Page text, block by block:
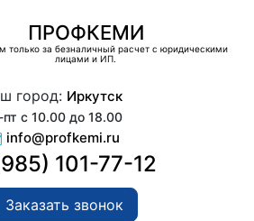
ПРОФКЕМИ
только за безналичный расчет с юридическими
лицами и ИП.
город: Иркутск
с 10.00 до 18.00
info@profkemi.ru
101-77-12
Заказать звонок